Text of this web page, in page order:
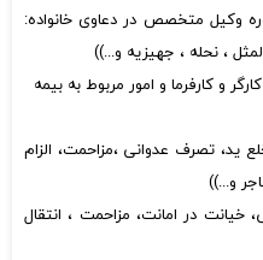
وکیل متخصص در دعاوی خانواده:
، نحله ، جهیزیه و...))
و کارفرما و امور مربوط به بیمه
تصرف عدوانی ،مزاحمت، الزام
و...))
در امانت، مزاحمت ، انتقال